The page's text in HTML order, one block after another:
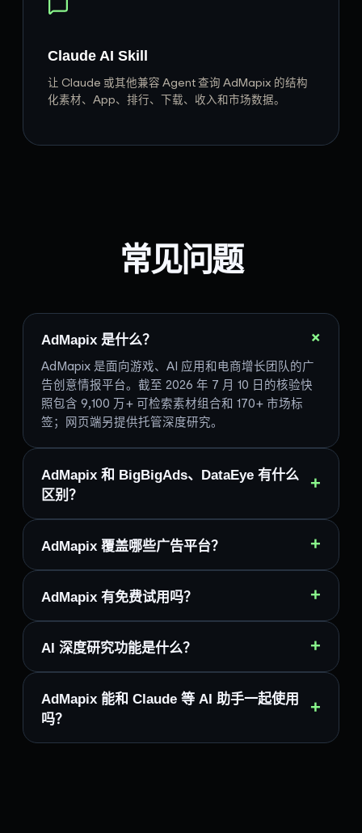
Claude AI Skill
让 Claude 或其他兼容 Agent 查询 AdMapix 的结构
化素材、App、排行、下载、收入和市场数据。
常见问题
AdMapix 是什么？ +
AdMapix 是面向游戏、AI 应用和电商增长团队的广
告创意情报平台。截至 2026 年 7 月 10 日的核验快
照包含 9,100 万+ 可检索素材组合和 170+ 市场标
签；网页端另提供托管深度研究。
AdMapix 和 BigBigAds、DataEye 有什么
区别？
+
AdMapix 覆盖哪些广告平台？ +
AdMapix 有免费试用吗？ +
AI 深度研究功能是什么？ +
AdMapix 能和 Claude 等 AI 助手一起使用
吗？
+